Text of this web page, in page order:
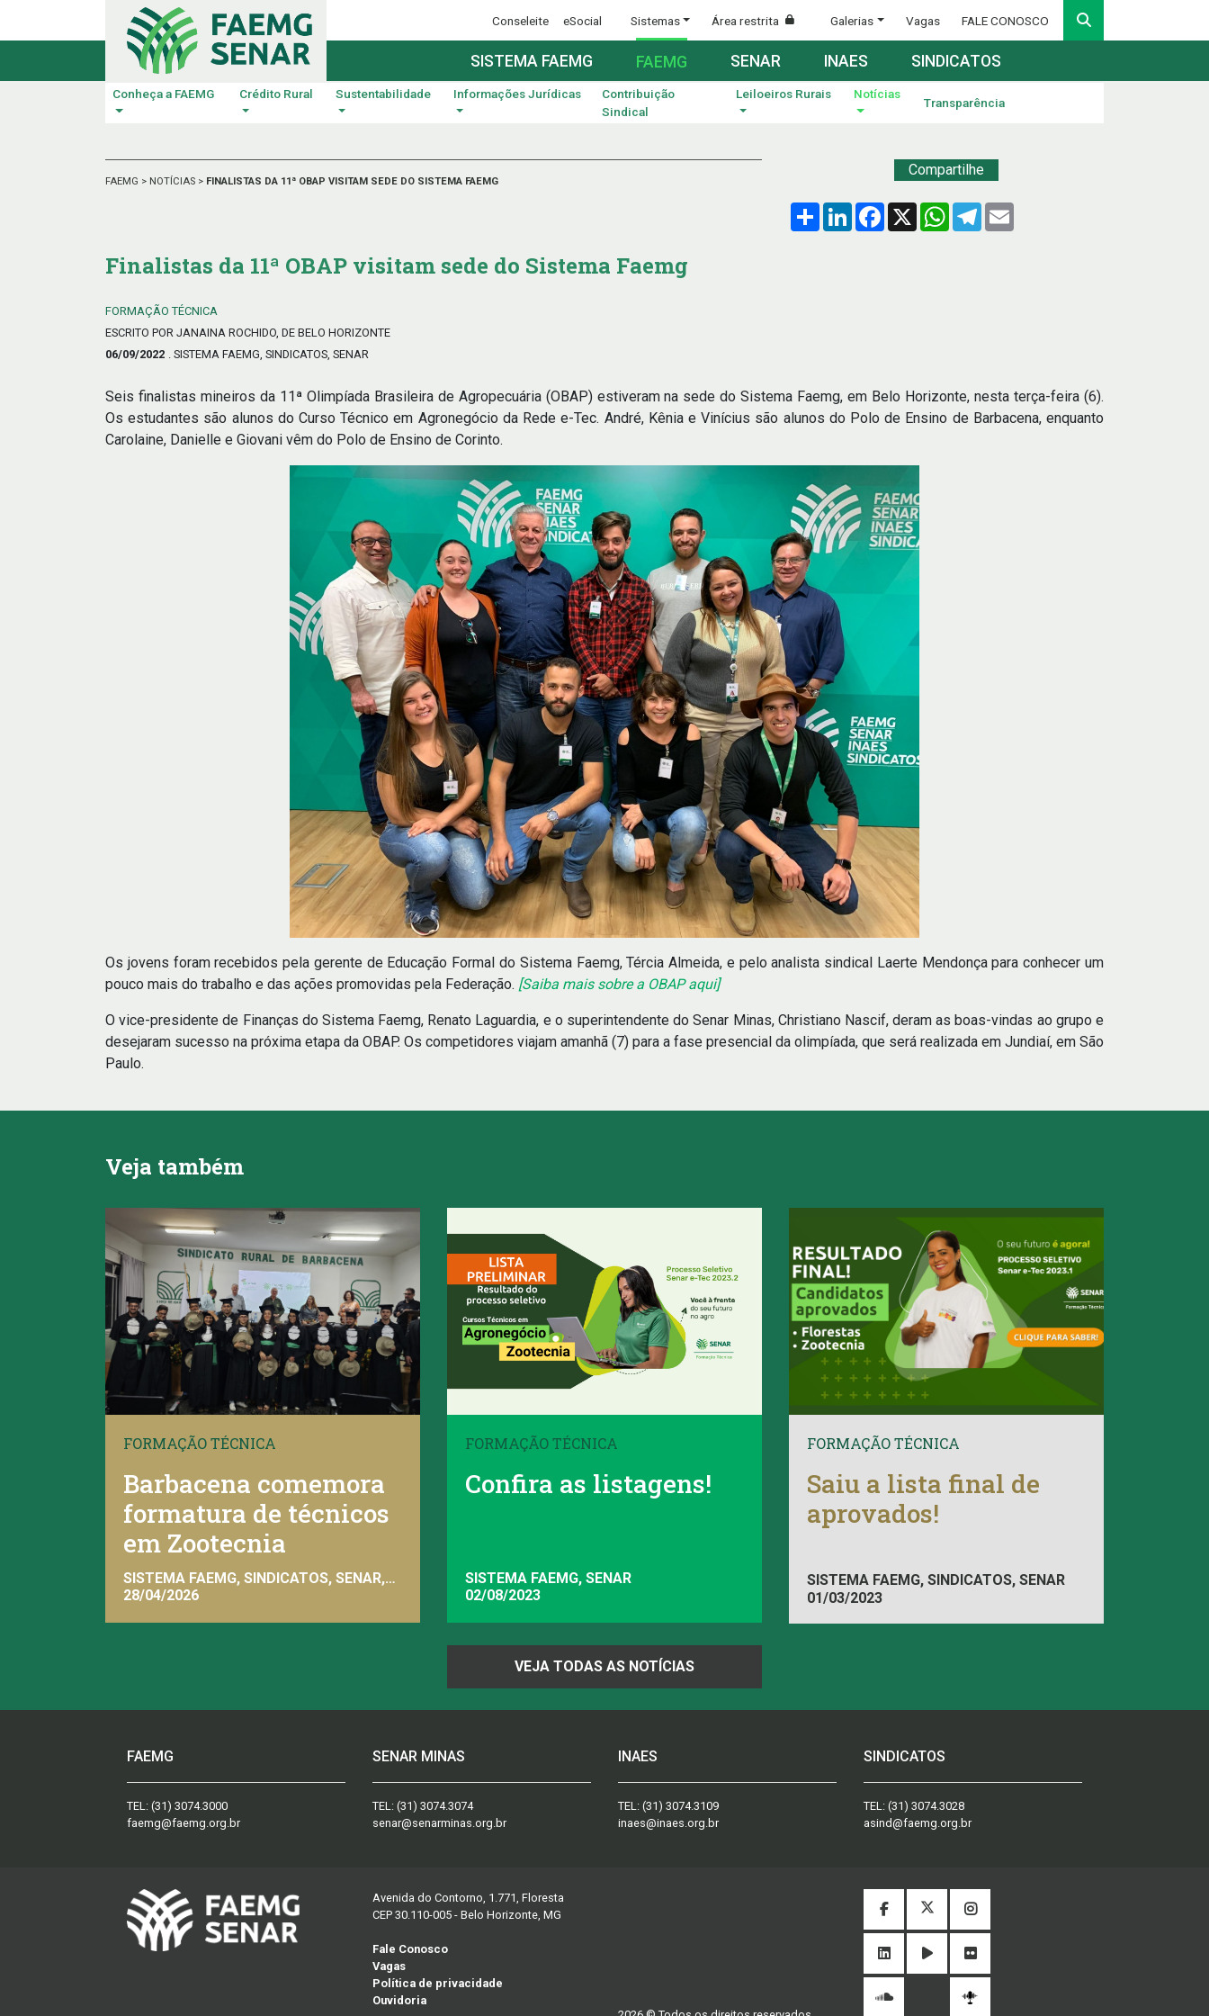
Conseleite eSocial Sistemas Área restrita Galerias Vagas FALE CONOSCO
SISTEMA FAEMG FAEMG SENAR INAES SINDICATOS
Conheça a FAEMG Crédito Rural Sustentabilidade Informações Jurídicas
Contribuição
Sindical
Leiloeiros Rurais Notícias
Transparência
FAEMG > NOTÍCIAS > FINALISTAS DA 11ª OBAP VISITAM SEDE DO SISTEMA FAEMG
Compartilhe
Compartilhar
LinkedInFacebook
X WhatsApp
Telegram
Finalistas da 11ª OBAP visitam sede do Sistema Faemg
FORMAÇÃO TÉCNICA
ESCRITO POR JANAINA ROCHIDO, DE BELO HORIZONTE
06/09/2022
. SISTEMA FAEMG, SINDICATOS, SENAR
Seis finalistas mineiros da 11ª Olimpíada Brasileira de Agropecuária (OBAP) estiveram na sede do Sistema Faemg, em Belo Horizonte, nesta terça-feira (6).
Os estudantes são alunos do Curso Técnico em Agronegócio da Rede e-Tec. André, Kênia e Vinícius são alunos do Polo de Ensino de Barbacena, enquanto
Carolaine, Danielle e Giovani vêm do Polo de Ensino de Corinto.
Os jovens foram recebidos pela gerente de Educação Formal do Sistema Faemg, Tércia Almeida, e pelo analista sindical Laerte Mendonça para conhecer um
pouco mais do trabalho e das ações promovidas pela Federação. [Saiba mais sobre a OBAP aqui]
O vice-presidente de Finanças do Sistema Faemg, Renato Laguardia, e o superintendente do Senar Minas, Christiano Nascif, deram as boas-vindas ao grupo e
desejaram sucesso na próxima etapa da OBAP. Os competidores viajam amanhã (7) para a fase presencial da olimpíada, que será realizada em Jundiaí, em São
Paulo.
Veja também
FORMAÇÃO TÉCNICA
Barbacena comemora
formatura de técnicos
em Zootecnia
SISTEMA FAEMG, SINDICATOS, SENAR,
INAES, FAEMG
28/04/2026
FORMAÇÃO TÉCNICA
Confira as listagens!
SISTEMA FAEMG, SENAR
02/08/2023
FORMAÇÃO TÉCNICA
Saiu a lista final de
aprovados!
SISTEMA FAEMG, SINDICATOS, SENAR
01/03/2023
VEJA TODAS AS NOTÍCIAS
FAEMG
TEL: (31) 3074.3000
faemg@faemg.org.br
SENAR MINAS
TEL: (31) 3074.3074
senar@senarminas.org.br
INAES
TEL: (31) 3074.3109
inaes@inaes.org.br
SINDICATOS
TEL: (31) 3074.3028
asind@faemg.org.br
Avenida do Contorno, 1.771, Floresta
CEP 30.110-005 - Belo Horizonte, MG
Fale Conosco
Vagas
Política de privacidade
Ouvidoria